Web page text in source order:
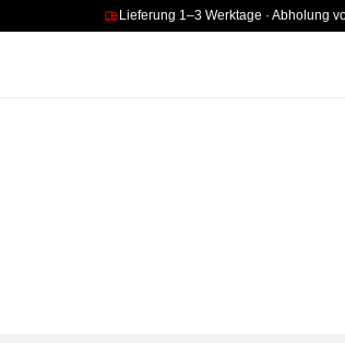
Lieferung 1–3 Werktage · Abholung